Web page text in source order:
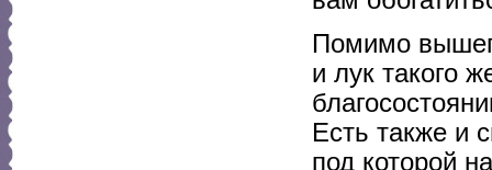
Помимо
и лук такого
Есть также и
под которой